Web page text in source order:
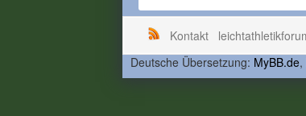
Kontakt
Deutsche Übersetzung: MyBB.de,